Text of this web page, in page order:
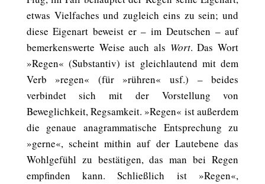
etwas Vielfaches und zugleich eins zu sein; und
diese Eigenart beweist er – im Deutschen – auf
bemerkenswerte Weise auch als Wort. Das Wort
»Regen« (Substantiv) ist gleichlautend mit dem
Verb »regen« (für »rühren« usf.) – beides
verbindet sich mit der Vorstellung von
Beweglichkeit, Regsamkeit. »Regen« ist außerdem
die genaue anagrammatische Entsprechung zu
»gerne«, scheint mithin auf der Lautebene das
Wohlgefühl zu bestätigen, das man bei Regen
empfinden kann. Schließlich ist »Regen«,